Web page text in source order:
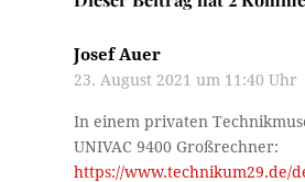
Josef Auer
23. August 2021 um 11:40 Uhr
In einem privaten
UNIVAC 9400 Großrechner:
https://www.technikum29.de/